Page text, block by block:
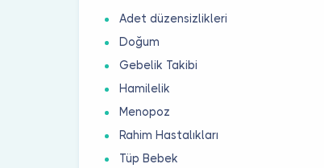
Adet düzensizlikleri
Doğum
Gebelik Takibi
Hamilelik
Menopoz
Rahim Hastalıkları
Tüp Bebek